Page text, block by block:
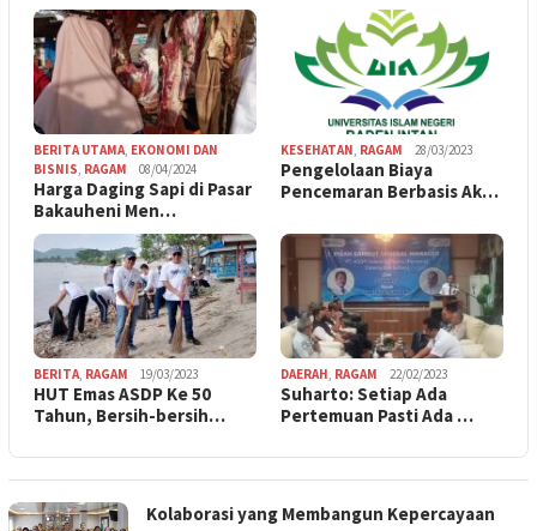
BERITA UTAMA, EKONOMI DAN
BISNIS, RAGAM 08/04/2024
Harga Daging Sapi di Pasar
Bakauheni Men…
KESEHATAN, RAGAM 28/03/2023
Pengelolaan Biaya
Pencemaran Berbasis Ak…
BERITA, RAGAM 19/03/2023
HUT Emas ASDP Ke 50
Tahun, Bersih-bersih…
DAERAH, RAGAM 22/02/2023
Suharto: Setiap Ada
Pertemuan Pasti Ada …
Kolaborasi yang Membangun Kepercayaan